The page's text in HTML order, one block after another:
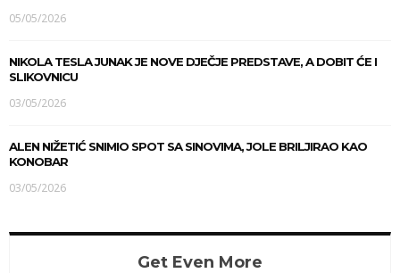
05/05/2026
NIKOLA TESLA JUNAK JE NOVE DJEČJE PREDSTAVE, A DOBIT ĆE I
SLIKOVNICU
03/05/2026
ALEN NIŽETIĆ SNIMIO SPOT SA SINOVIMA, JOLE BRILJIRAO KAO
KONOBAR
03/05/2026
Get Even More